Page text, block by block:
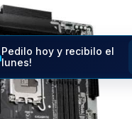
Pedilo hoy y recibilo el
lunes!